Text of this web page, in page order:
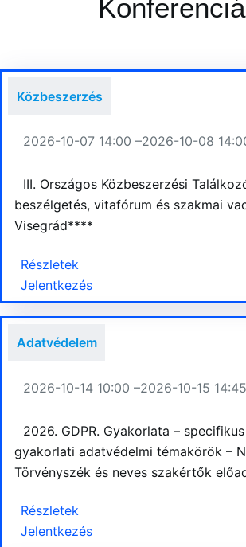
Közbeszerzés
2026-10-07 14:00 –2026-10-08
III. Országos Közbeszerzési
beszélgetés, vitafórum és szakmai
Visegrád****
Részletek
Jelentkezés
Adatvédelem
2026-10-14 10:00 –2026-10-15 14:45
2026. GDPR. Gyakorlata –
gyakorlati adatvédelmi témakörök –
Törvényszék és neves szakértők
Részletek
Jelentkezés